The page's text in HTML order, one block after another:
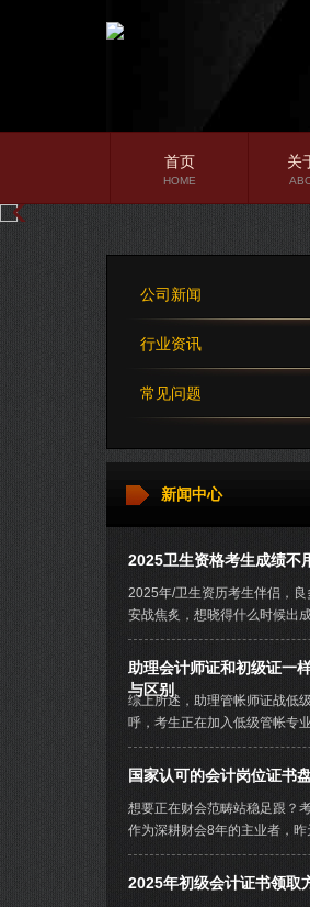
首页
HOME
关
公司新闻
行业资讯
常见问题
新闻中心
2025卫生资格考生成绩不
2025年/卫生资历考生伴侣，
安战焦炙，想晓得什么时候出成
助理会计师证和初级证一
与区别
综上所述，助理管帐师证战低
呼，考生正在加入低级管帐专业
国家认可的会计岗位证书
想要正在财会范畴站稳足跟？
作为深耕财会8年的主业者，昨
2025年初级会计证书领取